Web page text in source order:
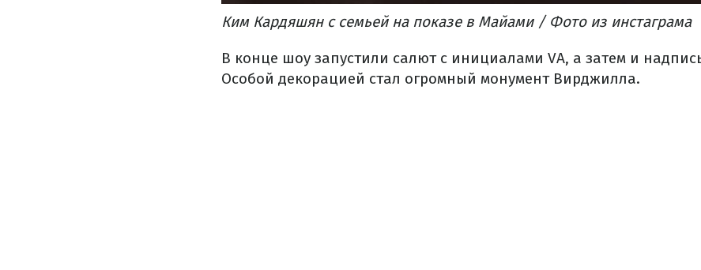
Ким Кардяшян с семьей на показе в Майами / Фото из инстаграма
В конце шоу запустили салют с инициалами VA, а затем и
Особой декорацией стал огромный монумент Вирджилла.